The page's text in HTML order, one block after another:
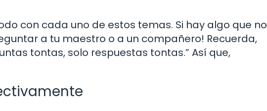
con cada uno de estos temas. Si hay algo que no
a tu maestro o a un compañero! Recuerda,
tontas, solo respuestas tontas.” Así que,